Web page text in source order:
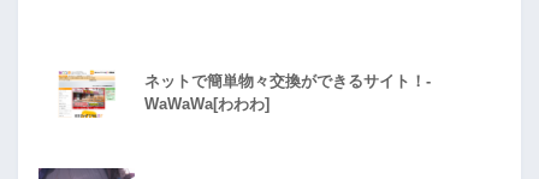
ネットで簡単物々交換ができるサイト！-
WaWaWa[わわわ]